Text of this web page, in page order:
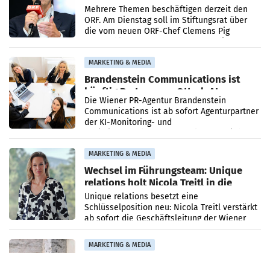
Mehrere Themen beschäftigen derzeit den
ORF. Am Dienstag soll im Stiftungsrat über
die vom neuen ORF-Chef Clemens Pig
MARKETING & MEDIA
Brandenstein Communications ist
künftig Partner von OtterlyAI
Die Wiener PR-Agentur Brandenstein
Communications ist ab sofort Agenturpartner
der KI-Monitoring- und
MARKETING & MEDIA
Wechsel im Führungsteam: Unique
relations holt Nicola Treitl in die
Geschäftsleitung
Unique relations besetzt eine
Schlüsselposition neu: Nicola Treitl verstärkt
ab sofort die Geschäftsleitung der Wiener
PR-Agentur an der Seite von Josef Kalina und
Anna Kalina-Mahr.
MARKETING & MEDIA